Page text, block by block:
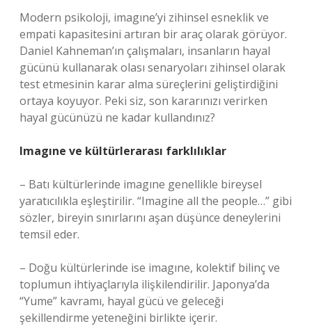
Modern psikoloji, imagıne’yi zihinsel esneklik ve
empati kapasitesini artıran bir araç olarak görüyor.
Daniel Kahneman’ın çalışmaları, insanların hayal
gücünü kullanarak olası senaryoları zihinsel olarak
test etmesinin karar alma süreçlerini geliştirdiğini
ortaya koyuyor. Peki siz, son kararınızı verirken
hayal gücünüzü ne kadar kullandınız?
Imagıne ve kültürlerarası farklılıklar
– Batı kültürlerinde imagıne genellikle bireysel
yaratıcılıkla eşleştirilir. “Imagine all the people…” gibi
sözler, bireyin sınırlarını aşan düşünce deneylerini
temsil eder.
– Doğu kültürlerinde ise imagıne, kolektif bilinç ve
toplumun ihtiyaçlarıyla ilişkilendirilir. Japonya’da
“Yume” kavramı, hayal gücü ve geleceği
şekillendirme yeteneğini birlikte içerir.